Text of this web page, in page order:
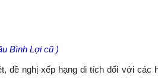
Bình Lợi cũ )
đề nghị xếp hạng di tích đối với các